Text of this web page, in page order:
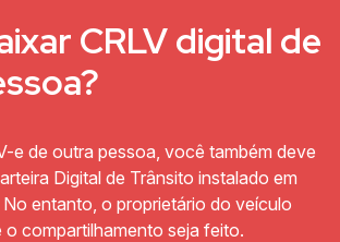
CRLV digital de
e de outra pessoa, você também deve
Digital de Trânsito instalado em
entanto, o proprietário do veículo
o compartilhamento seja feito.